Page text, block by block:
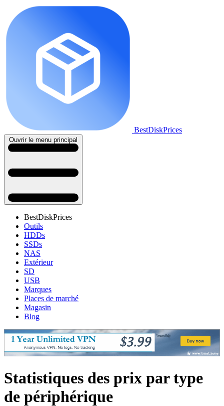
BestDiskPrices
Ouvrir le menu principal
BestDiskPrices
Outils
HDDs
SSDs
NAS
Extérieur
SD
USB
Marques
Places de marché
Magasin
Blog
Statistiques des prix par type
de périphérique